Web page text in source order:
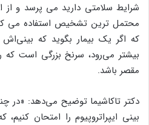
شرایط سلامتی دارید می پرسد و از
محتمل ترین تشخیص استفاده می
که اگر یک بیمار بگوید که
بیشتر می‌رود، سرنخ بزرگی است
مقصر باشد.
دکتر تاکاشیما توضیح می‌دهد: «در
بینی ایپراتروپیوم را امتحان